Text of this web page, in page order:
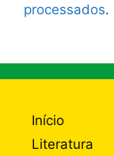
processados.
Início
Literatura